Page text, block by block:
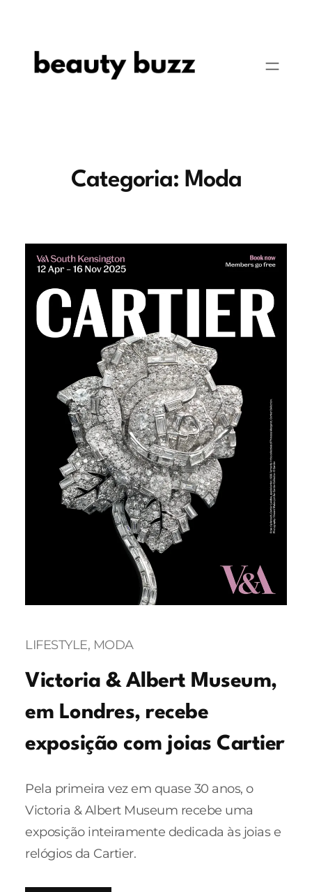
Categoria: Moda
LIFESTYLE, MODA
Victoria & Albert Museum,
em Londres, recebe
exposição com joias Cartier
Pela primeira vez em quase 30 anos, o
Victoria & Albert Museum recebe uma
exposição inteiramente dedicada às joias e
relógios da Cartier.